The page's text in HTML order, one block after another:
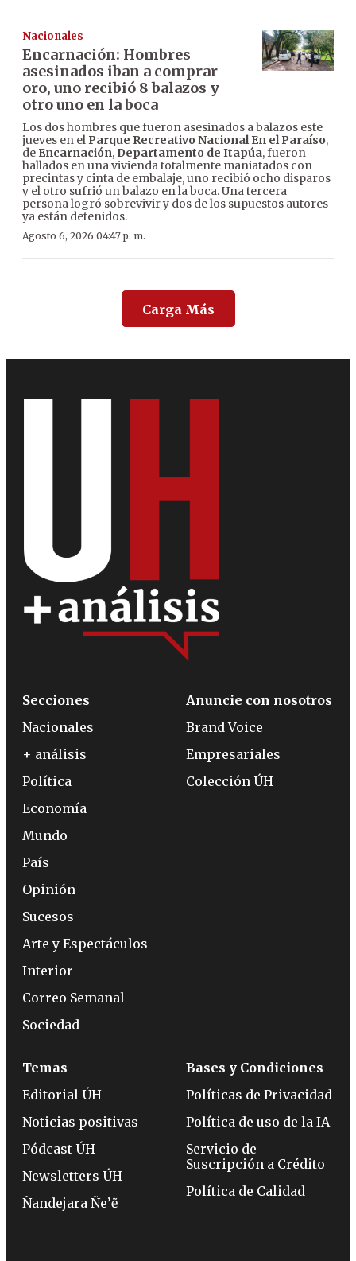
Nacionales
Encarnación: Hombres
asesinados iban a comprar
oro, uno recibió 8 balazos y
otro uno en la boca
Los dos hombres que fueron asesinados a balazos este
jueves en el Parque Recreativo Nacional En el Paraíso,
de Encarnación, Departamento de Itapúa, fueron
hallados en una vivienda totalmente maniatados con
precintas y cinta de embalaje, uno recibió ocho disparos
y el otro sufrió un balazo en la boca. Una tercera
persona logró sobrevivir y dos de los supuestos autores
ya están detenidos.
Agosto 6, 2026 04:47 p. m.
Carga Más
Secciones
Nacionales
+ análisis
Política
Economía
Mundo
País
Opinión
Sucesos
Arte y Espectáculos
Interior
Correo Semanal
Sociedad
Anuncie con nosotros
Brand Voice
Empresariales
Colección ÚH
Temas
Editorial ÚH
Noticias positivas
Pódcast ÚH
Newsletters ÚH
Ñandejara Ñe’ẽ
Bases y Condiciones
Políticas de Privacidad
Política de uso de la IA
Servicio de
Suscripción a Crédito
Política de Calidad